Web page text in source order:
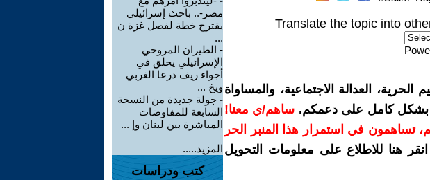
Translate the topic into
العدالة الاجتماعية، والمساواة
بشكل كامل على دعمكم. ساهم/ي معنا!
تساهمون في استمرار هذا المنبر الحر
انقر هنا للاطلاع على معلومات التحويل
مصر-.. باحث إسرائيلي
يقترح خطة لفصل غزة ن
...
- الطيران المروحي
الإسرائيلي يحلق في
أجواء ريف درعا الغربي
ويخ ...
- جولة جديدة من النسخة
السابعة للمفاوضات
المباشرة بين لبنان وإ ...
المزيد.....
كتب ودراسات